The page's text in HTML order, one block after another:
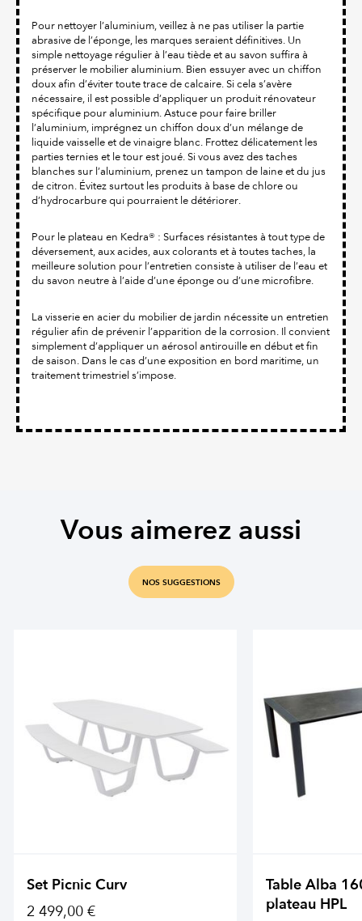
Pour nettoyer l’aluminium, veillez à ne pas utiliser la partie
abrasive de l’éponge, les marques seraient définitives. Un
simple nettoyage régulier à l’eau tiède et au savon suffira à
préserver le mobilier aluminium. Bien essuyer avec un chiffon
doux afin d’éviter toute trace de calcaire. Si cela s’avère
nécessaire, il est possible d’appliquer un produit rénovateur
spécifique pour aluminium. Astuce pour faire briller
l’aluminium, imprégnez un chiffon doux d’un mélange de
liquide vaisselle et de vinaigre blanc. Frottez délicatement les
parties ternies et le tour est joué. Si vous avez des taches
blanches sur l’aluminium, prenez un tampon de laine et du jus
de citron. Évitez surtout les produits à base de chlore ou
d’hydrocarbure qui pourraient le détériorer.
Pour le plateau en Kedra® : Surfaces résistantes à tout type de
déversement, aux acides, aux colorants et à toutes taches, la
meilleure solution pour l’entretien consiste à utiliser de l’eau et
du savon neutre à l’aide d’une éponge ou d’une microfibre.
La visserie en acier du mobilier de jardin nécessite un entretien
régulier afin de prévenir l’apparition de la corrosion. Il convient
simplement d’appliquer un aérosol antirouille en début et fin
de saison. Dans le cas d’une exposition en bord maritime, un
traitement trimestriel s’impose.
Vous aimerez aussi
NOS SUGGESTIONS
Set Picnic Curv
2 499,00 €
Table Alba
plateau HPL